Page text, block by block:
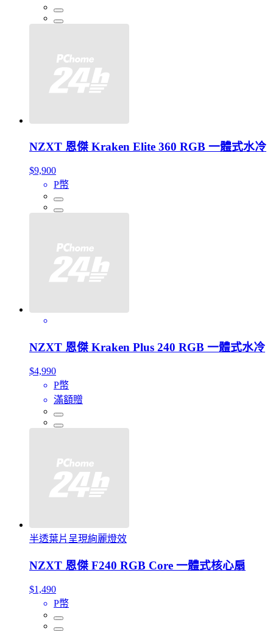
NZXT 恩傑 Kraken Elite 360 RGB 一體式水冷
$9,900
P幣
NZXT 恩傑 Kraken Plus 240 RGB 一體式水冷
$4,990
P幣
滿額贈
半透葉片呈現絢麗燈效
NZXT 恩傑 F240 RGB Core 一體式核心扇
$1,490
P幣